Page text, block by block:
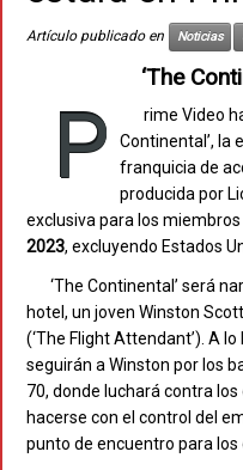
Artículo publicado en Noticias
‘The
P
rime Video
Continental’, la
franquicia de
producida por
exclusiva para los
2023, excluyendo Estados
‘The Continental’ será
hotel, un joven Winston
(‘The Flight Attendant’). A
seguirán a Winston por los
70, donde luchará contra
hacerse con el control del
punto de encuentro para